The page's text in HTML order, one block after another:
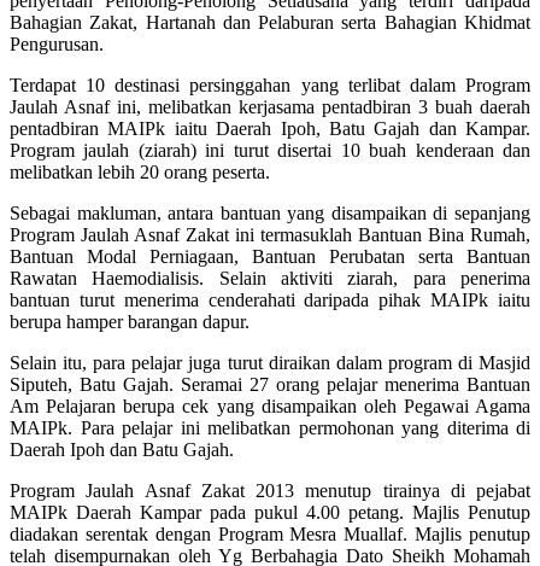
Bahagian Zakat, Hartanah dan Pelaburan serta Bahagian Khidmat
Pengurusan.
Terdapat 10 destinasi persinggahan yang terlibat dalam Program
Jaulah Asnaf ini, melibatkan kerjasama pentadbiran 3 buah daerah
pentadbiran MAIPk iaitu Daerah Ipoh, Batu Gajah dan Kampar.
Program jaulah (ziarah) ini turut disertai 10 buah kenderaan dan
melibatkan lebih 20 orang peserta.
Sebagai makluman, antara bantuan yang disampaikan di sepanjang
Program Jaulah Asnaf Zakat ini termasuklah Bantuan Bina Rumah,
Bantuan Modal Perniagaan, Bantuan Perubatan serta Bantuan
Rawatan Haemodialisis. Selain aktiviti ziarah, para penerima
bantuan turut menerima cenderahati daripada pihak MAIPk iaitu
berupa hamper barangan dapur.
Selain itu, para pelajar juga turut diraikan dalam program di Masjid
Siputeh, Batu Gajah. Seramai 27 orang pelajar menerima Bantuan
Am Pelajaran berupa cek yang disampaikan oleh Pegawai Agama
MAIPk. Para pelajar ini melibatkan permohonan yang diterima di
Daerah Ipoh dan Batu Gajah.
Program Jaulah Asnaf Zakat 2013 menutup tirainya di pejabat
MAIPk Daerah Kampar pada pukul 4.00 petang. Majlis Penutup
diadakan serentak dengan Program Mesra Muallaf. Majlis penutup
telah disempurnakan oleh Yg Berbahagia Dato Sheikh Mohamah